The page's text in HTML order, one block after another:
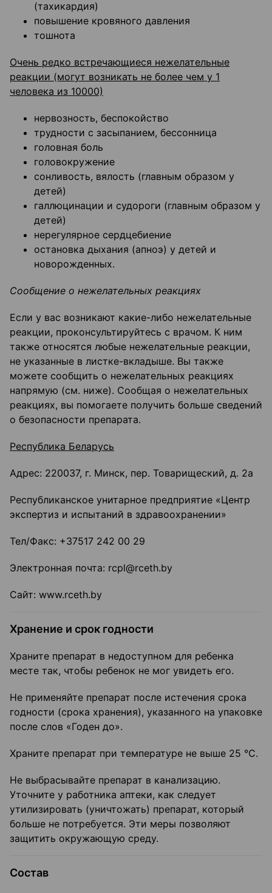
(тахикардия)
повышение кровяного давления
тошнота
Очень редко встречающиеся нежелательные
реакции (могут возникать не более чем у 1
человека из 10000)
нервозность, беспокойство
трудности с засыпанием, бессонница
головная боль
головокружение
сонливость, вялость (главным образом у
детей)
галлюцинации и судороги (главным образом у
детей)
нерегулярное сердцебиение
остановка дыхания (апноэ) у детей и
новорожденных.
Сообщение о нежелательных реакциях
Если у вас возникают какие-либо нежелательные
реакции, проконсультируйтесь с врачом. К ним
также относятся любые нежелательные реакции,
не указанные в листке-вкладыше. Вы также
можете сообщить о нежелательных реакциях
напрямую (см. ниже). Сообщая о нежелательных
реакциях, вы помогаете получить больше сведений
о безопасности препарата.
Республика Беларусь
Адрес: 220037, г. Минск, пер. Товарищеский, д. 2а
Республиканское унитарное предприятие «Центр
экспертиз и испытаний в здравоохранении»
Тел/Факс: +37517 242 00 29
Электронная почта: rcpl@rceth.by
Сайт: www.rceth.by
Хранение и срок годности
Храните препарат в недоступном для ребенка
месте так, чтобы ребенок не мог увидеть его.
Не применяйте препарат после истечения срока
годности (срока хранения), указанного на упаковке
после слов «Годен до».
Храните препарат при температуре не выше 25 °С.
Не выбрасывайте препарат в канализацию.
Уточните у работника аптеки, как следует
утилизировать (уничтожать) препарат, который
больше не потребуется. Эти меры позволяют
защитить окружающую среду.
Состав